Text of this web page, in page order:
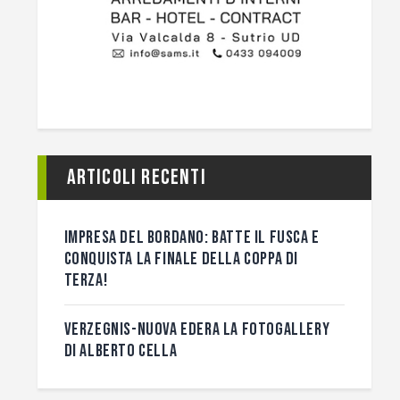
Articoli recenti
IMPRESA DEL BORDANO: BATTE IL FUSCA E
CONQUISTA LA FINALE DELLA COPPA DI
TERZA!
VERZEGNIS-NUOVA EDERA LA FOTOGALLERY
DI ALBERTO CELLA